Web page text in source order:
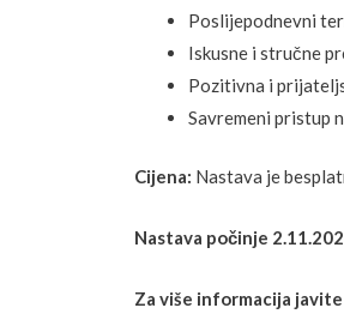
Poslijepodnevni
Iskusne i stručne
Pozitivna i
Savremeni pristup
Cijena: Nastava je
Nastava počinje
Za više informacija